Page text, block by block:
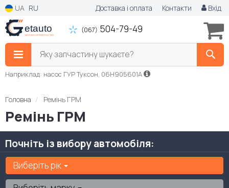
UA RU Доставка і оплата Контакти Вхід
(067) 504-79-49
Яку запчастину шукаєте?
Наприклад: насос ГУР Туксон, 06H905601A
Головна Ремінь ГРМ
Ремінь ГРМ
Почніть із вибору автомобіля:
Виберіть рік